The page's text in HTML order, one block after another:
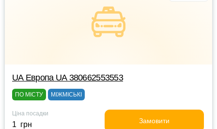
UА Европа UА 380662553553
ПО МІСТУ МІЖМІСЬКІ
Ціна посадки
1 грн Замовити